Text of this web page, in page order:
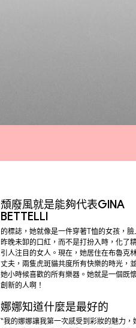
頹廢風就是能夠代表GINA
BETTELLI
的標誌，她就像是一件穿著T恤的女孩，臉
昨晚未卸的口紅，而不是打扮入時，化了
引人注目的女人。現在，她居住在布魯克
丈夫，兩隻虎斑貓共度所有快樂的時光，
她小時候喜歡的所有樂器。她就是一個既
創新的人啊！
娜娜知道什麼是最好的
“我的娜娜讓我第一次感受到彩妝的魅力，